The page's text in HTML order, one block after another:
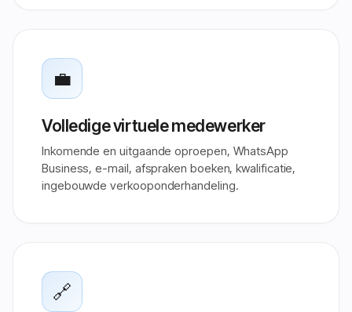
💼
Volledige virtuele medewerker
Inkomende en uitgaande oproepen, WhatsApp
Business, e-mail, afspraken boeken, kwalificatie,
ingebouwde verkooponderhandeling.
🔗